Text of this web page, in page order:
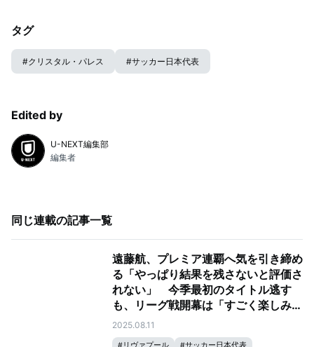
タグ
#クリスタル・パレス #サッカー日本代表
Edited by
U-NEXT編集部
編集者
同じ連載の記事一覧
遠藤航、プレミア連覇へ気を引き締め
る「やっぱり結果を残さないと評価さ
れない」 今季最初のタイトル逃す
も、リーグ戦開幕は「すごく楽しみ」
｜FAコミュニティ・シールド
2025.08.11